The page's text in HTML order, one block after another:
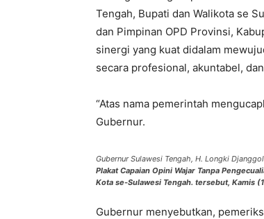
Tengah, Bupati dan Walikota se
dan Pimpinan OPD Provinsi,
sinergi yang kuat didalam
secara profesional, akuntabel,
“Atas nama pemerintah
Gubernur.
Gubernur Sulawesi Tengah, H. Longki
Plakat Capaian Opini Wajar Tanpa
Kota se-Sulawesi Tengah. tersebut, Kamis
Gubernur menyebutkan,